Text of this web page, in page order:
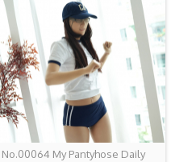
No.00064 My Pantyhose Daily